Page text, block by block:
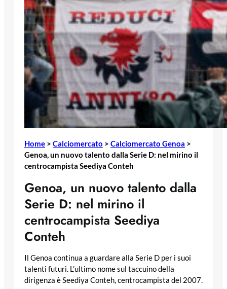
Home > Calciomercato > Calciomercato Genoa >
Genoa, un nuovo talento dalla Serie D: nel mirino il
centrocampista Seediya Conteh
Genoa, un nuovo talento dalla
Serie D: nel mirino il
centrocampista Seediya
Conteh
Il Genoa continua a guardare alla Serie D per i suoi
talenti futuri. L’ultimo nome sul taccuino della
dirigenza è Seediya Conteh, centrocampista del 2007.